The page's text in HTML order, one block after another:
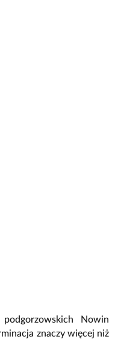
Nowin
znaczy więcej niż